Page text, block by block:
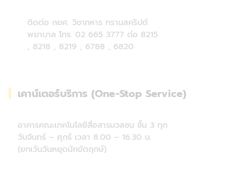
ติดต่อ กยศ. วิชาทหาร ทรานสคริปต์
พยาบาล โทร. 02 665 3777 ต่อ 8215
, 8218 , 8219 , 6788 , 6820
เคาน์เตอร์บริการ (One-Stop Service)
อาคารคณะเทคโนโลยีสื่อสารมวลชน ชั้น 3 ทุก
วันจันทร์ – ศุกร์ เวลา 8.00 – 16.30 น.
(ยกเว้นวันหยุดนักขัตฤกษ์)